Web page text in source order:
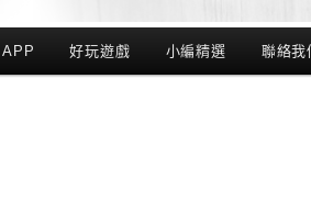
好玩遊戲 小編精選 聯絡我